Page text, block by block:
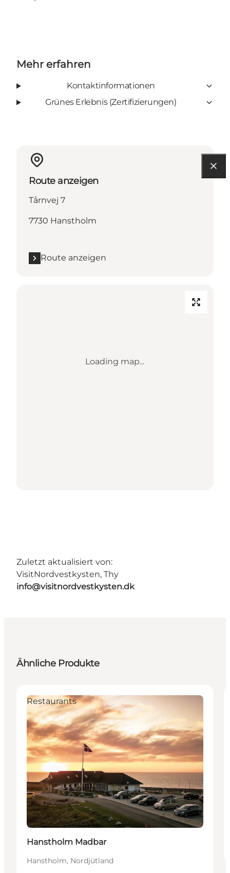
Mehr erfahren
Kontaktinformationen
Grünes Erlebnis (Zertifizierungen)
Route anzeigen
Tårnvej 7
7730 Hanstholm
Route anzeigen
Loading map...
Zuletzt aktualisiert von:
VisitNordvestkysten, Thy
info@visitnordvestkysten.dk
Ähnliche Produkte
Restaurants
Hanstholm Madbar
Hanstholm, Nordjütland